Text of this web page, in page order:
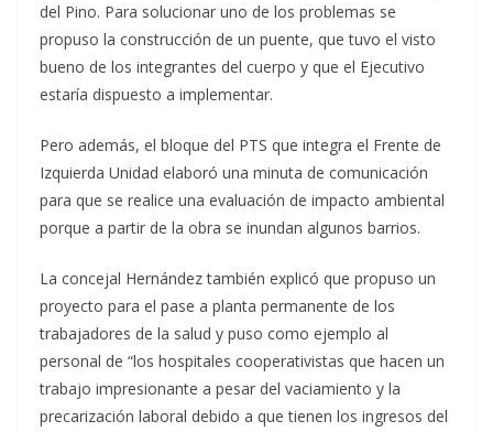
del Pino. Para solucionar uno de los problemas se
propuso la construcción de un puente, que tuvo el visto
bueno de los integrantes del cuerpo y que el Ejecutivo
estaría dispuesto a implementar.
Pero además, el bloque del PTS que integra el Frente de
Izquierda Unidad elaboró una minuta de comunicación
para que se realice una evaluación de impacto ambiental
porque a partir de la obra se inundan algunos barrios.
La concejal Hernández también explicó que propuso un
proyecto para el pase a planta permanente de los
trabajadores de la salud y puso como ejemplo al
personal de “los hospitales cooperativistas que hacen un
trabajo impresionante a pesar del vaciamiento y la
precarización laboral debido a que tienen los ingresos del